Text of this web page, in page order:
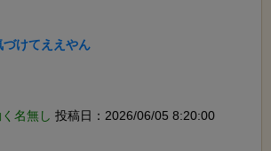
けてええやん
名無し 投稿日：2026/06/05 8:20:00